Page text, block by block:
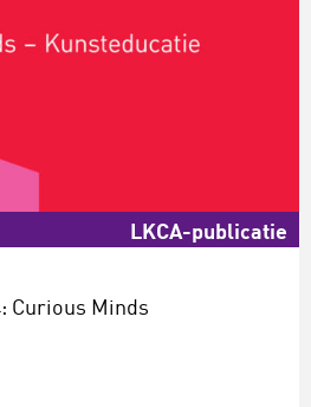
LKCA-publicatie
Curious Minds